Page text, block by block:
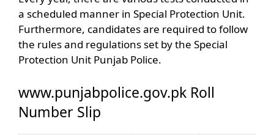
a scheduled manner in Special Protection Unit.
Furthermore, candidates are required to follow
the rules and regulations set by the Special
Protection Unit Punjab Police.
www.punjabpolice.gov.pk Roll
Number Slip